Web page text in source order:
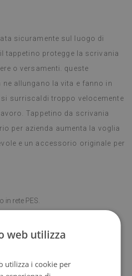
sicuramente sul luogo di
tappetino protegge la scrivania
o versamenti. queste
allungano la vita e fanno in
surriscaldi troppo velocemente
Tappetino da scrivania
per azienda aumenta la voglia
e un accessorio originale per
in rete PES.
antiscivolo;
web utilizza
utilizza i cookie per